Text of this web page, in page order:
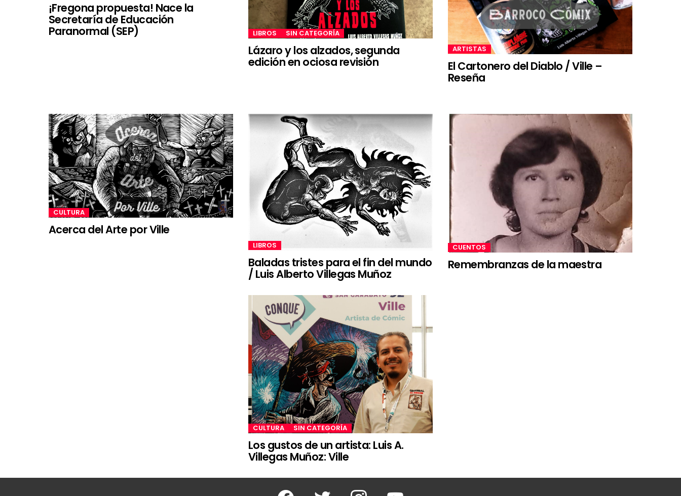
¡Fregona propuesta! Nace la
Secretaría de Educación
Paranormal (SEP) LIBROS SIN CATEGORÍA
Lázaro y los alzados, segunda
edición en ociosa revisión
ARTISTAS
El Cartonero del Diablo / Ville –
Reseña
CULTURA
Acerca del Arte por Ville
LIBROS
Baladas tristes para el fin del mundo
/ Luis Alberto Villegas Muñoz
CUENTOS
Remembranzas de la maestra
CULTURA SIN CATEGORÍA
Los gustos de un artista: Luis A.
Villegas Muñoz: Ville
Facebook Twitter Instagram Youtube